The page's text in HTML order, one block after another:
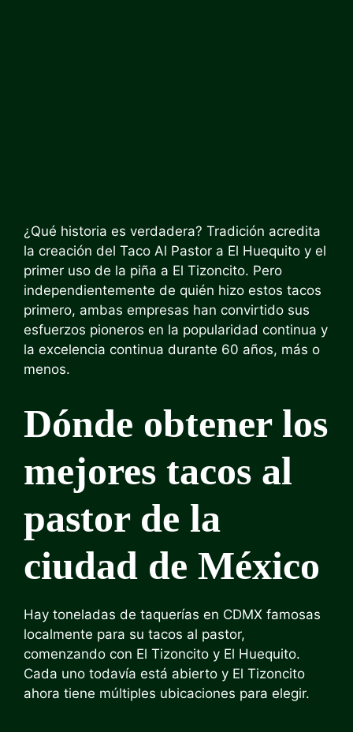
¿Qué historia es verdadera? Tradición acredita
la creación del Taco Al Pastor a El Huequito y el
primer uso de la piña a El Tizoncito. Pero
independientemente de quién hizo estos tacos
primero, ambas empresas han convirtido sus
esfuerzos pioneros en la popularidad continua y
la excelencia continua durante 60 años, más o
menos.
Dónde obtener los
mejores tacos al
pastor de la
ciudad de México
Hay toneladas de taquerías en CDMX famosas
localmente para su tacos al pastor,
comenzando con El Tizoncito y El Huequito.
Cada uno todavía está abierto y El Tizoncito
ahora tiene múltiples ubicaciones para elegir.